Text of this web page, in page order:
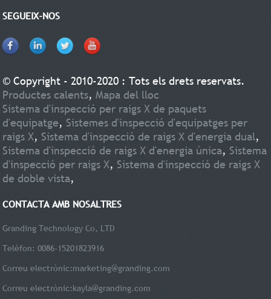
SEGUEIX-NOS
© Copyright - 2010-2020 : Tots els drets reservats.
Productes calents,Mapa del lloc
Sistema d'inspecció per raigs X de paquets
d'equipatge, Sistemes d'inspecció d'equipatges per
raigs X, Sistema d'inspecció de raigs X d'energia dual,
Sistema d'inspecció de raigs X d'energia única, Sistema
d'inspecció per raigs X, Sistema d'inspecció de raigs X
de doble vista,
CONTACTA AMB NOSALTRES
Granding Technology Co, LTD
Telèfon: 0086-15201823916
Correu electrònic:marketing@granding.com
Correu electrònic:kayla@granding.com